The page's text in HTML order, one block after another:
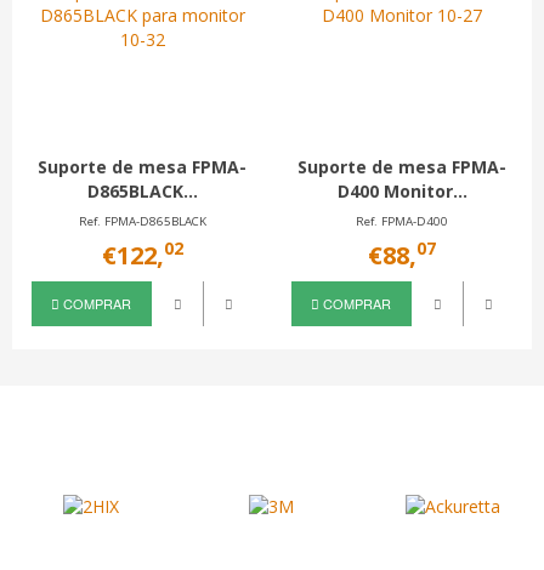
Suporte de mesa FPMA-
D865BLACK...
Ref. FPMA-D865BLACK
€122,02
COMPRAR
Suporte de mesa FPMA-
D400 Monitor...
Ref. FPMA-D400
€88,07
COMPRAR